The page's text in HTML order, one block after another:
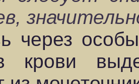
через
крови